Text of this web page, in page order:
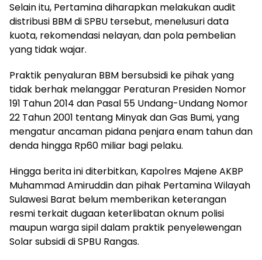
Selain itu, Pertamina diharapkan melakukan audit
distribusi BBM di SPBU tersebut, menelusuri data
kuota, rekomendasi nelayan, dan pola pembelian
yang tidak wajar.
Praktik penyaluran BBM bersubsidi ke pihak yang
tidak berhak melanggar Peraturan Presiden Nomor
191 Tahun 2014 dan Pasal 55 Undang-Undang Nomor
22 Tahun 2001 tentang Minyak dan Gas Bumi, yang
mengatur ancaman pidana penjara enam tahun dan
denda hingga Rp60 miliar bagi pelaku.
Hingga berita ini diterbitkan, Kapolres Majene AKBP
Muhammad Amiruddin dan pihak Pertamina Wilayah
Sulawesi Barat belum memberikan keterangan
resmi terkait dugaan keterlibatan oknum polisi
maupun warga sipil dalam praktik penyelewengan
Solar subsidi di SPBU Rangas.